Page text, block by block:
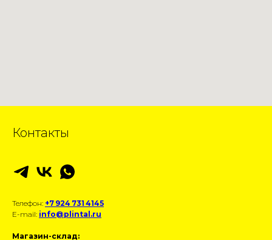
Контакты
Телефон: +7 924 731 4145
E-mail: info@plintal.ru
Магазин-склад: